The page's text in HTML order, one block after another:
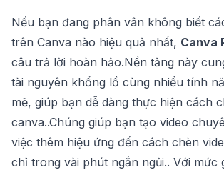
Nếu bạn đang phân vân không biết
trên Canva nào hiệu quả nhất, Canva
câu trả lời hoàn hảo.Nền tảng này
tài nguyên khổng lồ cùng nhiều tính
mẽ, giúp bạn dễ dàng thực hiện cách
canva..Chúng giúp bạn tạo video
việc thêm hiệu ứng đến cách chèn
chỉ trong vài phút ngắn ngủi.. Với mức